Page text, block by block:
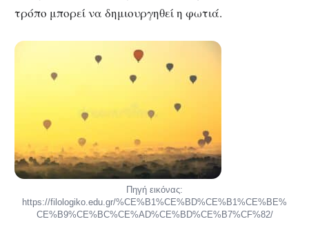
τρόπο μπορεί να δημιουργηθεί η φωτιά.
Πηγή εικόνας:
https://filologiko.edu.gr/%CE%B1%CE%BD%CE%B1%CE%BE%
CE%B9%CE%BC%CE%AD%CE%BD%CE%B7%CF%82/